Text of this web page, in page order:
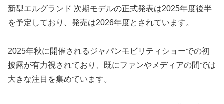
新型エルグランド 次期モデルの正式発表は2025年度後半
を予定しており、発売は2026年度とされています。
2025年秋に開催されるジャパンモビリティショーでの初
披露が有力視されており、既にファンやメディアの間では
大きな注目を集めています。